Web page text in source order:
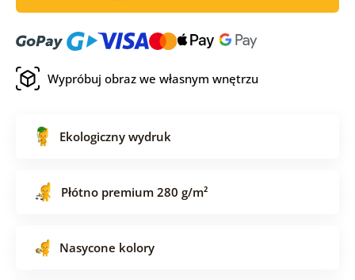
Wypróbuj obraz we własnym wnętrzu
Ekologiczny wydruk
Płótno premium 280 g/m²
Nasycone kolory